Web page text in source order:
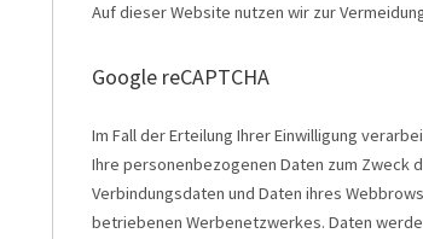
Auf dieser Website nutzen wir zur
Google reCAPTCHA
Im Fall der Erteilung Ihrer Einwilligung
Ihre personenbezogenen Daten zum Zweck
Verbindungsdaten und Daten ihres
betriebenen Werbenetzwerkes. Daten